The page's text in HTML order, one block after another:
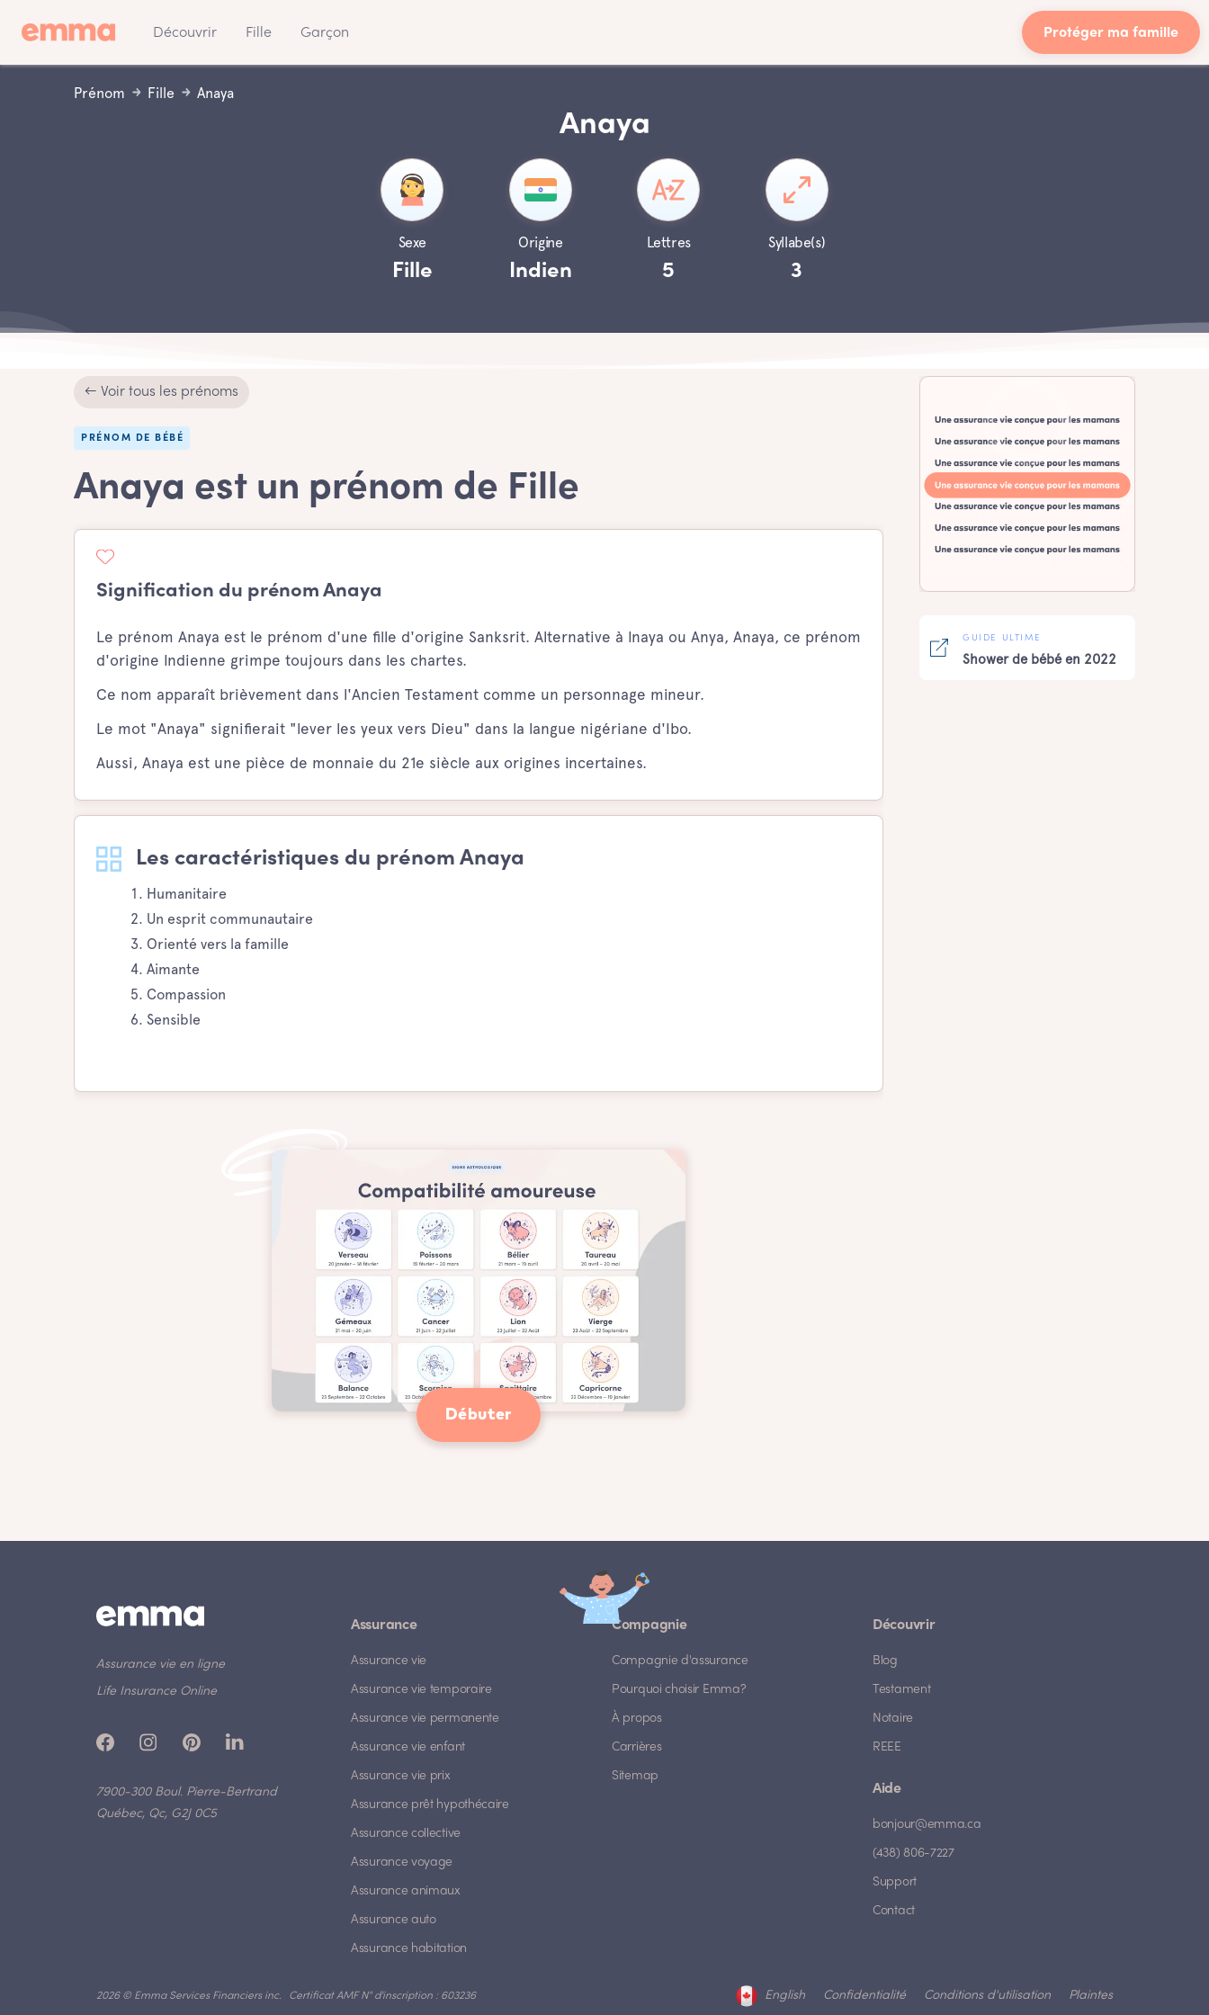
Découvrir Fille Garçon Protéger ma famille
Prénom Fille Anaya
Anaya
Sexe
Fille
Origine
Indien
Lettres
5
Syllabe(s)
3
← Voir tous les prénoms
PRÉNOM DE BÉBÉ
Anaya est un prénom de Fille
Signification du prénom Anaya
Le prénom Anaya est le prénom d'une fille d'origine Sanksrit. Alternative à Inaya ou Anya, Anaya, ce prénom
d'origine Indienne grimpe toujours dans les chartes.
Ce nom apparaît brièvement dans l'Ancien Testament comme un personnage mineur.
Le mot "Anaya" signifierait "lever les yeux vers Dieu" dans la langue nigériane d'Ibo.
Aussi, Anaya est une pièce de monnaie du 21e siècle aux origines incertaines.
Les caractéristiques du prénom Anaya
Humanitaire
Un esprit communautaire
Orienté vers la famille
Aimante
Compassion
Sensible
Débuter
GUIDE ULTIME
Shower de bébé en 2022
Assurance vie en ligne
Life Insurance Online
7900-300 Boul. Pierre-Bertrand
Québec, Qc, G2J 0C5
Assurance
Assurance vie
Assurance vie temporaire
Assurance vie permanente
Assurance vie enfant
Assurance vie prix
Assurance prêt hypothécaire
Assurance collective
Assurance voyage
Assurance animaux
Assurance auto
Assurance habitation
Compagnie
Compagnie d'assurance
Pourquoi choisir Emma?
À propos
Carrières
Sitemap
Découvrir
Blog
Testament
Notaire
REEE
Aide
bonjour@emma.ca
(438) 806-7227
Support
Contact
2026 © Emma Services Financiers inc. Certificat AMF N° d'inscription : 603236 English Confidentialité Conditions d'utilisation Plaintes